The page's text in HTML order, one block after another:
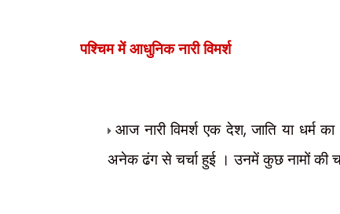
पश्चिम में आधुनिक नारी विमर्श
आज नारी विमर्श एक देश,जाति या धर्म
अनेक ढंग से चर्चा हुई । उनमें कुछ नामों की